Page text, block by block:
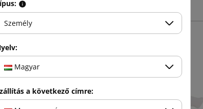
Személy
Magyar
a következő címre: